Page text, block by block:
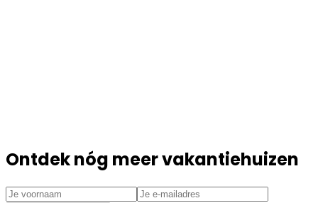
Ontdek nóg meer vakantiehuizen